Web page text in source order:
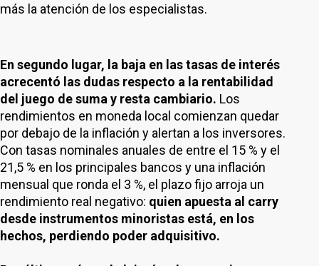
más la atención de los especialistas.
En segundo lugar, la baja en las tasas de interés
acrecentó las dudas respecto a la rentabilidad
del juego de suma y resta cambiario. Los
rendimientos en moneda local comienzan quedar
por debajo de la inflación y alertan a los inversores.
Con tasas nominales anuales de entre el 15 % y el
21,5 % en los principales bancos y una inflación
mensual que ronda el 3 %, el plazo fijo arroja un
rendimiento real negativo: quien apuesta al carry
desde instrumentos minoristas está, en los
hechos, perdiendo poder adquisitivo.